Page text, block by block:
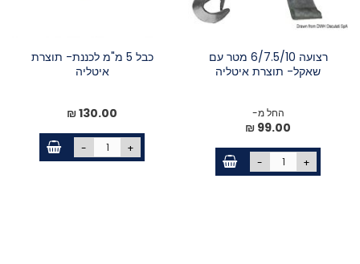
רצועה 6/7.5/10 מטר עם
שאקל- תוצרת איטליה
החל מ-
99.00 ₪
- +
כבל 5 מ"מ לכננת- תוצרת
איטליה
130.00 ₪
- +